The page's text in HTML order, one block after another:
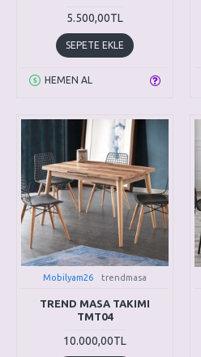
5.500,00TL
SEPETE EKLE
HEMEN AL
Mobilyam26 trendmasa
TREND MASA TAKIMI
TMT04
10.000,00TL